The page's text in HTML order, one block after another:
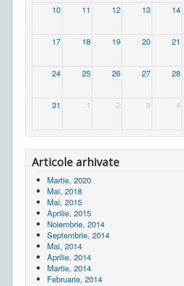
10 11 12 13 14
17 18 19 20 21
24 25 26 27 28
31 1 2 3 4
Articole arhivate
Martie, 2020
Mai, 2018
Mai, 2015
Aprilie, 2015
Noiembrie, 2014
Septembrie, 2014
Mai, 2014
Aprilie, 2014
Martie, 2014
Februarie, 2014